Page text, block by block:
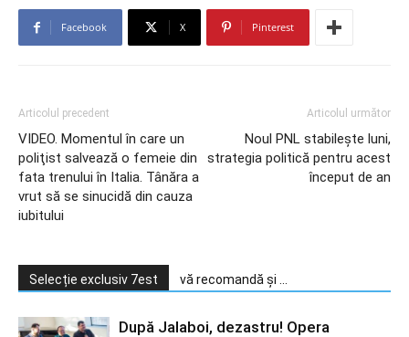
Facebook X Pinterest
Articolul precedent
VIDEO. Momentul în care un
poliţist salvează o femeie din
fata trenului în Italia. Tânăra a
vrut să se sinucidă din cauza
iubitului
Articolul următor
Noul PNL stabilește luni,
strategia politică pentru acest
început de an
Selecție exclusiv 7est vă recomandă și ...
După Jalaboi, dezastru! Opera